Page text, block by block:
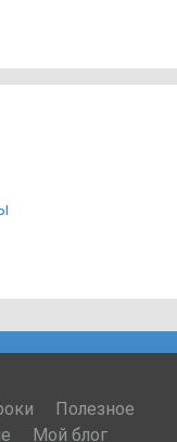
Полезное
Мой блог